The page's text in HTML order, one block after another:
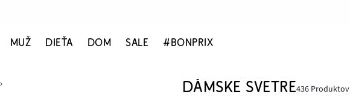
MUŽ DIEŤA DOM SALE #BONPRIX
DÁMSKE SVETRE436 Produktov